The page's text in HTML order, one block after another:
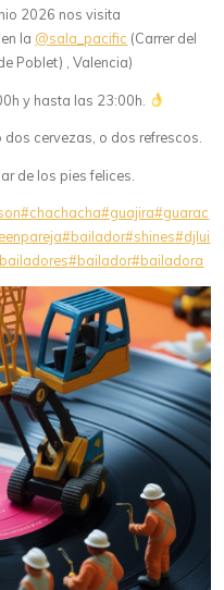
2026 nos visita
la @sala_pacific (Carrer del
Poblet) , Valencia)
y hasta las 23:00h.
dos cervezas, o dos refrescos.
de los pies felices.
#chachacha#guajira#guarac
#bailador#shines#djlui
#bailador#bailadora